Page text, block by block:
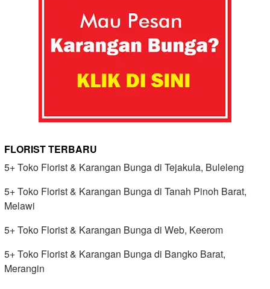
FLORIST TERBARU
5+ Toko Florist & Karangan Bunga di Tejakula, Buleleng
5+ Toko Florist & Karangan Bunga di Tanah Pinoh Barat,
Melawi
5+ Toko Florist & Karangan Bunga di Web, Keerom
5+ Toko Florist & Karangan Bunga di Bangko Barat,
Merangin